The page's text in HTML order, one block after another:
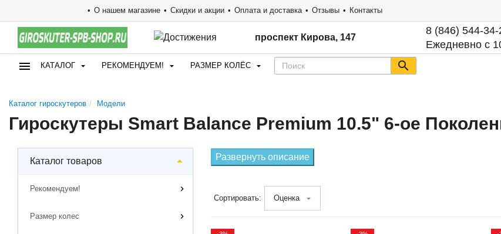
О нашем магазине Скидки и акции Оплата и доставка Отзывы Контакты
проспект Кирова, 147
8 (846) 544-34-
Ежедневно с
КАТАЛОГ РЕКОМЕНДУЕМ! РАЗМЕР КОЛЁС
Каталог гироскутеров Модели
Гироскутеры Smart Balance Premium 10.5" 6-ое
Каталог товаров
Рекомендуем!
Размер колес
Развернуть описание
Сортировать: Оценка